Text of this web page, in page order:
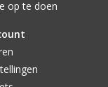
op te doen